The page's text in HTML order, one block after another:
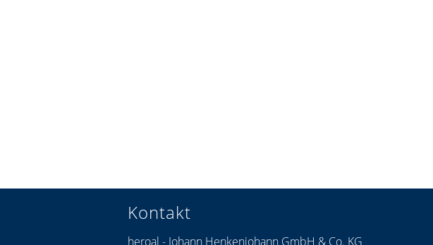
Kontakt
heroal - Johann Henkenjohann GmbH & Co. KG